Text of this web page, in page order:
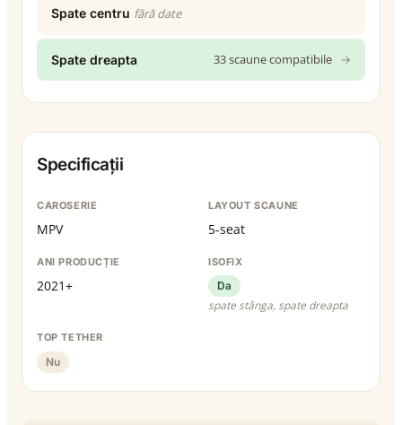
Spate centru fără date
Spate dreapta 33 scaune compatibile →
Specificații
CAROSERIE
MPV
LAYOUT SCAUNE
5-seat
ANI PRODUCȚIE
2021+
ISOFIX
Da
spate stânga, spate dreapta
TOP TETHER
Nu